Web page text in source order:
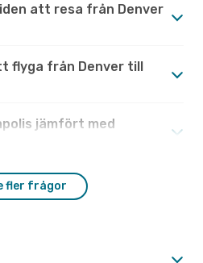
att resa från Denver
flyga från Denver till
jämfört med
fler frågor